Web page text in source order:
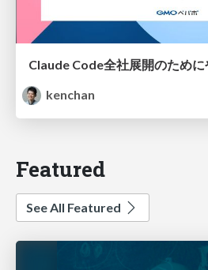
kenchan
Featured
See All Featured